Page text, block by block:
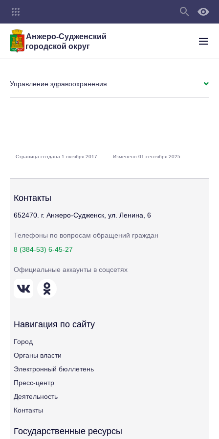
Анжеро-Судженский
городской округ
Управление здравоохранения
Страница создана 1 октября 2017 Изменено 01 сентября 2025
Контакты
652470. г. Анжеро-Судженск, ул. Ленина, 6
Телефоны по вопросам обращений граждан
8 (384-53) 6-45-27
Официальные аккаунты в соцсетях
Навигация по сайту
Город
Органы власти
Электронный бюллетень
Пресс-центр
Деятельность
Контакты
Государственные ресурсы